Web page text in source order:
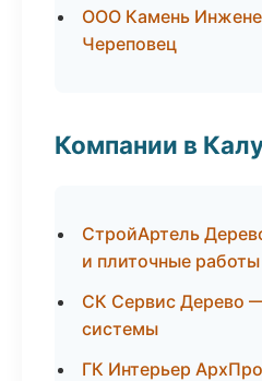
ООО Камень
Череповец
Компании в
СтройАртель
и плиточные работы
СК Сервис Дерево
системы
ГК Интерьер